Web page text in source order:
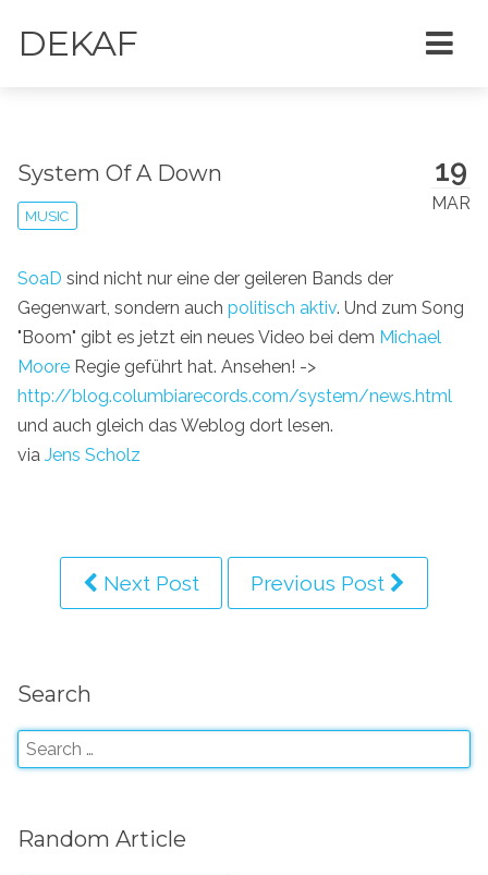
DEKAF
19
MAR
System Of A Down
MUSIC
SoaD sind nicht nur eine der geileren Bands der
Gegenwart, sondern auch politisch aktiv. Und zum Song
"Boom" gibt es jetzt ein neues Video bei dem Michael
Moore Regie geführt hat. Ansehen! ->
http://blog.columbiarecords.com/system/news.html
und auch gleich das Weblog dort lesen.
via Jens Scholz
Next Post Previous Post
Search
Random Article